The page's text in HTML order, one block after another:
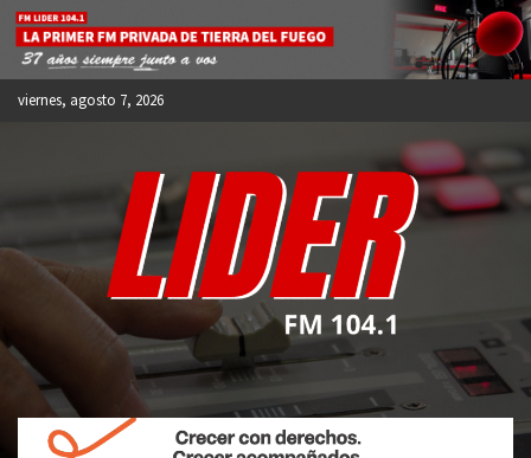
Skip
content
viernes, agosto 7, 2026
FM LIDER 104.1